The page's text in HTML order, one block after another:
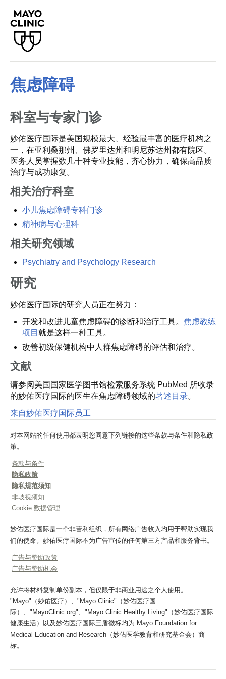
焦虑障碍
科室与专家门诊
妙佑医疗国际是美国规模最大、经验最丰富的医疗机构之
一，在亚利桑那州、佛罗里达州和明尼苏达州都有院区。
医务人员掌握数几十种专业技能，齐心协力，确保高品质
治疗与成功康复。
相关治疗科室
小儿焦虑障碍专科门诊
精神病与心理科
相关研究领域
Psychiatry and Psychology Research
研究
妙佑医疗国际的研究人员正在努力：
开发和改进儿童焦虑障碍的诊断和治疗工具。 焦虑教练
项目 就是这样一种工具。
改善初级保健机构中人群焦虑障碍的评估和治疗。
文献
请参阅美国国家医学图书馆检索服务系统 PubMed 所收录
的妙佑医疗国际的医生在焦虑障碍领域的著述目录。
来自妙佑医疗国际员工
对本网站的任何使用都表明您同意下列链接的这些条款与条件和隐私政
策。
条款与条件
隐私政策
隐私规范须知
非歧视须知
Cookie 数据管理
妙佑医疗国际是一个非营利组织，所有网络广告收入均用于帮助实现我
们的使命。妙佑医疗国际不为广告宣传的任何第三方产品和服务背书。
广告与赞助政策
广告与赞助机会
允许将材料复制单份副本，但仅限于非商业用途之个人使用。
"Mayo"（妙佑医疗）、"Mayo Clinic"（妙佑医疗国
际）、"MayoClinic.org"、"Mayo Clinic Healthy Living"（妙佑医疗国际
健康生活）以及妙佑医疗国际三盾徽标均为 Mayo Foundation for
Medical Education and Research（妙佑医学教育和研究基金会）商
标。